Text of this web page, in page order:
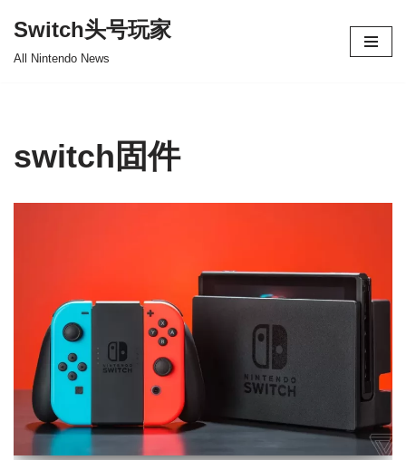
Switch头号玩家
All Nintendo News
switch固件